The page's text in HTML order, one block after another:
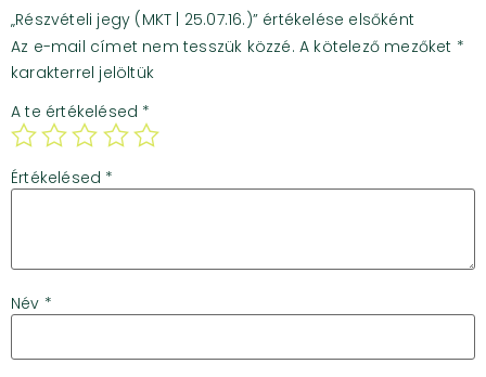
„Részvételi jegy (MKT | 25.07.16.)” értékelése elsőként
Az e-mail címet nem tesszük közzé. A kötelező mezőket *
karakterrel jelöltük
A te értékelésed *
Értékelésed *
Név *